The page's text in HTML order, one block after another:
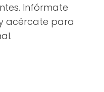
Infórmate
acércate para